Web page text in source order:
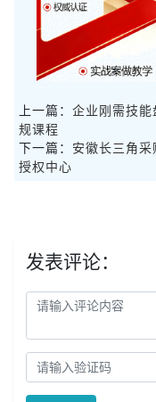
上一篇： 企业刚需技
规课程
下一篇： 安徽长三角
授权中心
发表评论：